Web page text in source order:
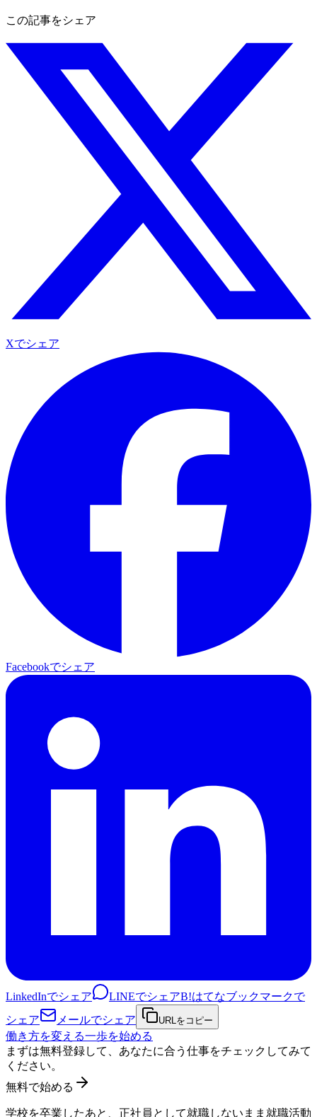
この記事をシェア
Xでシェア
Facebookでシェア
LinkedInでシェア LINEでシェアB!はてなブックマークで
シェア
メールでシェア URLをコピー
働き方を変える一歩を始める
まずは無料登録して、あなたに合う仕事をチェックしてみて
ください。
無料で始める
学校を卒業したあと、正社員として就職しないまま就職活動